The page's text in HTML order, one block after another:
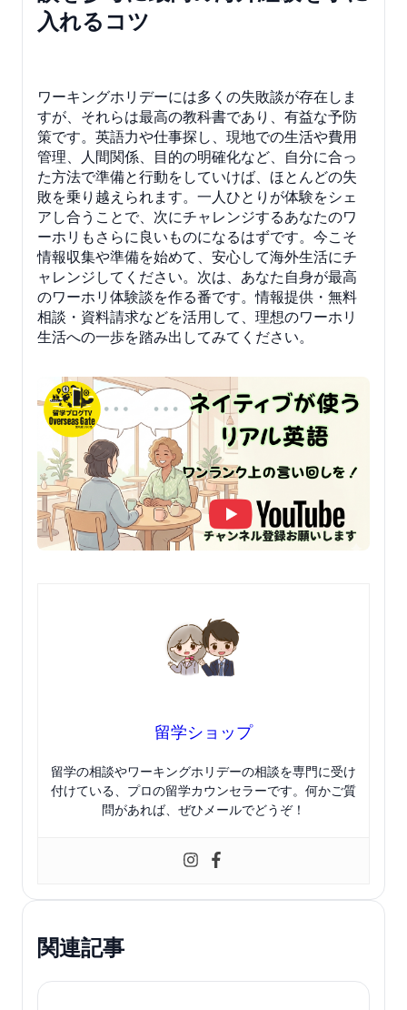
入れるコツ
ワーキングホリデーには多くの失敗談が存在しま
すが、それらは最高の教科書であり、有益な予防
策です。英語力や仕事探し、現地での生活や費用
管理、人間関係、目的の明確化など、自分に合っ
た方法で準備と行動をしていけば、ほとんどの失
敗を乗り越えられます。一人ひとりが体験をシェ
アし合うことで、次にチャレンジするあなたのワ
ーホリもさらに良いものになるはずです。今こそ
情報収集や準備を始めて、安心して海外生活にチ
ャレンジしてください。次は、あなた自身が最高
のワーホリ体験談を作る番です。情報提供・無料
相談・資料請求などを活用して、理想のワーホリ
生活への一歩を踏み出してみてください。
留学ショップ
留学の相談やワーキングホリデーの相談を専門に受け
付けている、プロの留学カウンセラーです。何かご質
問があれば、ぜひメールでどうぞ！
関連記事